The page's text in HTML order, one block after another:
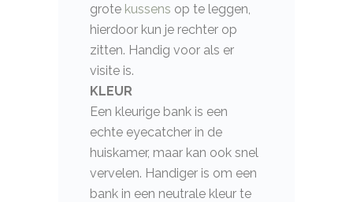
grote kussens op te leggen,
hierdoor kun je rechter op
zitten. Handig voor als er
visite is.
KLEUR
Een kleurige bank is een
echte eyecatcher in de
huiskamer, maar kan ook snel
vervelen. Handiger is om een
bank in een neutrale kleur te